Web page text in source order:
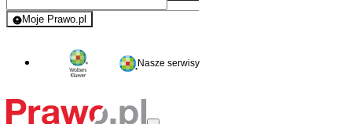
Moje Prawo.pl
- rejestracja i logowanie do serwisu
Nasze serwisy